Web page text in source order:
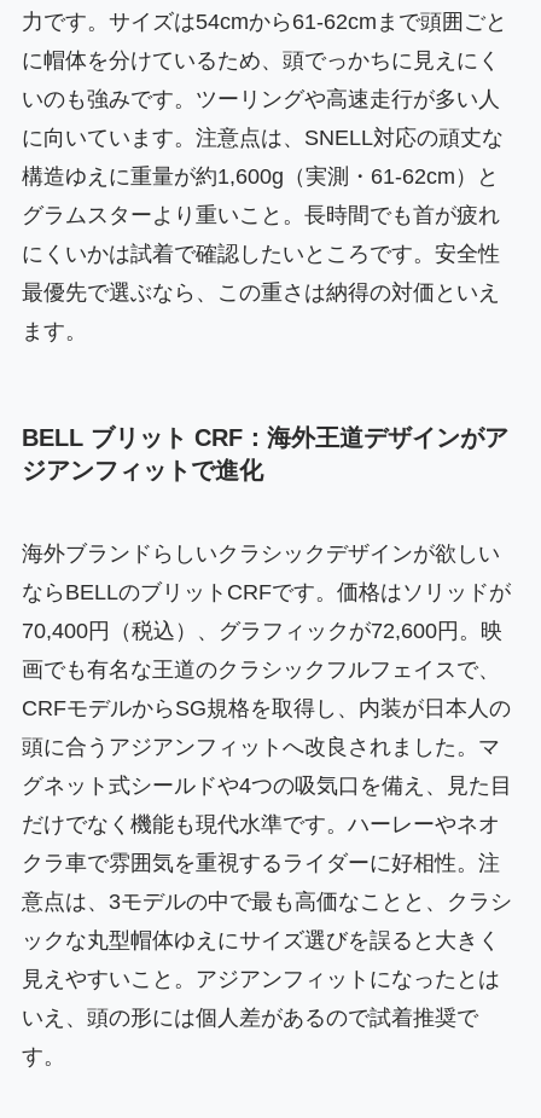
力です。サイズは54cmから61-62cmまで頭囲ごと
に帽体を分けているため、頭でっかちに見えにく
いのも強みです。ツーリングや高速走行が多い人
に向いています。注意点は、SNELL対応の頑丈な
構造ゆえに重量が約1,600g（実測・61-62cm）と
グラムスターより重いこと。長時間でも首が疲れ
にくいかは試着で確認したいところです。安全性
最優先で選ぶなら、この重さは納得の対価といえ
ます。
BELL ブリット CRF：海外王道デザインがア
ジアンフィットで進化
海外ブランドらしいクラシックデザインが欲しい
ならBELLのブリットCRFです。価格はソリッドが
70,400円（税込）、グラフィックが72,600円。映
画でも有名な王道のクラシックフルフェイスで、
CRFモデルからSG規格を取得し、内装が日本人の
頭に合うアジアンフィットへ改良されました。マ
グネット式シールドや4つの吸気口を備え、見た目
だけでなく機能も現代水準です。ハーレーやネオ
クラ車で雰囲気を重視するライダーに好相性。注
意点は、3モデルの中で最も高価なことと、クラシ
ックな丸型帽体ゆえにサイズ選びを誤ると大きく
見えやすいこと。アジアンフィットになったとは
いえ、頭の形には個人差があるので試着推奨で
す。